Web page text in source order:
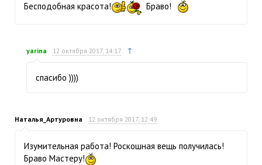
Бесподобная красота! Браво!
yarina 12 октября 2017, 14:17 ↑
спасибо ))))
Наталья_Артуровна 12 октября 2017, 12:49
Изумительная работа! Роскошная вещь получилась!
Браво Мастеру!